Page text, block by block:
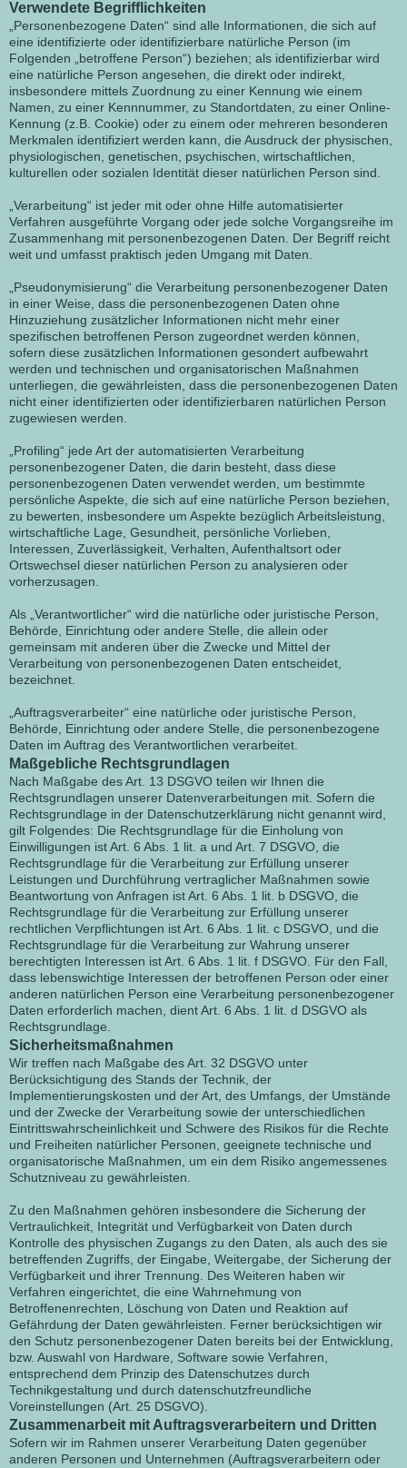
Verwendete Begrifflichkeiten
„Personenbezogene Daten“ sind alle Informationen, die sich auf
eine identifizierte oder identifizierbare natürliche Person (im
Folgenden „betroffene Person“) beziehen; als identifizierbar wird
eine natürliche Person angesehen, die direkt oder indirekt,
insbesondere mittels Zuordnung zu einer Kennung wie einem
Namen, zu einer Kennnummer, zu Standortdaten, zu einer Online-
Kennung (z.B. Cookie) oder zu einem oder mehreren besonderen
Merkmalen identifiziert werden kann, die Ausdruck der physischen,
physiologischen, genetischen, psychischen, wirtschaftlichen,
kulturellen oder sozialen Identität dieser natürlichen Person sind.
„Verarbeitung“ ist jeder mit oder ohne Hilfe automatisierter
Verfahren ausgeführte Vorgang oder jede solche Vorgangsreihe im
Zusammenhang mit personenbezogenen Daten. Der Begriff reicht
weit und umfasst praktisch jeden Umgang mit Daten.
„Pseudonymisierung“ die Verarbeitung personenbezogener Daten
in einer Weise, dass die personenbezogenen Daten ohne
Hinzuziehung zusätzlicher Informationen nicht mehr einer
spezifischen betroffenen Person zugeordnet werden können,
sofern diese zusätzlichen Informationen gesondert aufbewahrt
werden und technischen und organisatorischen Maßnahmen
unterliegen, die gewährleisten, dass die personenbezogenen Daten
nicht einer identifizierten oder identifizierbaren natürlichen Person
zugewiesen werden.
„Profiling“ jede Art der automatisierten Verarbeitung
personenbezogener Daten, die darin besteht, dass diese
personenbezogenen Daten verwendet werden, um bestimmte
persönliche Aspekte, die sich auf eine natürliche Person beziehen,
zu bewerten, insbesondere um Aspekte bezüglich Arbeitsleistung,
wirtschaftliche Lage, Gesundheit, persönliche Vorlieben,
Interessen, Zuverlässigkeit, Verhalten, Aufenthaltsort oder
Ortswechsel dieser natürlichen Person zu analysieren oder
vorherzusagen.
Als „Verantwortlicher“ wird die natürliche oder juristische Person,
Behörde, Einrichtung oder andere Stelle, die allein oder
gemeinsam mit anderen über die Zwecke und Mittel der
Verarbeitung von personenbezogenen Daten entscheidet,
bezeichnet.
„Auftragsverarbeiter“ eine natürliche oder juristische Person,
Behörde, Einrichtung oder andere Stelle, die personenbezogene
Daten im Auftrag des Verantwortlichen verarbeitet.
Maßgebliche Rechtsgrundlagen
Nach Maßgabe des Art. 13 DSGVO teilen wir Ihnen die
Rechtsgrundlagen unserer Datenverarbeitungen mit. Sofern die
Rechtsgrundlage in der Datenschutzerklärung nicht genannt wird,
gilt Folgendes: Die Rechtsgrundlage für die Einholung von
Einwilligungen ist Art. 6 Abs. 1 lit. a und Art. 7 DSGVO, die
Rechtsgrundlage für die Verarbeitung zur Erfüllung unserer
Leistungen und Durchführung vertraglicher Maßnahmen sowie
Beantwortung von Anfragen ist Art. 6 Abs. 1 lit. b DSGVO, die
Rechtsgrundlage für die Verarbeitung zur Erfüllung unserer
rechtlichen Verpflichtungen ist Art. 6 Abs. 1 lit. c DSGVO, und die
Rechtsgrundlage für die Verarbeitung zur Wahrung unserer
berechtigten Interessen ist Art. 6 Abs. 1 lit. f DSGVO. Für den Fall,
dass lebenswichtige Interessen der betroffenen Person oder einer
anderen natürlichen Person eine Verarbeitung personenbezogener
Daten erforderlich machen, dient Art. 6 Abs. 1 lit. d DSGVO als
Rechtsgrundlage.
Sicherheitsmaßnahmen
Wir treffen nach Maßgabe des Art. 32 DSGVO unter
Berücksichtigung des Stands der Technik, der
Implementierungskosten und der Art, des Umfangs, der Umstände
und der Zwecke der Verarbeitung sowie der unterschiedlichen
Eintrittswahrscheinlichkeit und Schwere des Risikos für die Rechte
und Freiheiten natürlicher Personen, geeignete technische und
organisatorische Maßnahmen, um ein dem Risiko angemessenes
Schutzniveau zu gewährleisten.
Zu den Maßnahmen gehören insbesondere die Sicherung der
Vertraulichkeit, Integrität und Verfügbarkeit von Daten durch
Kontrolle des physischen Zugangs zu den Daten, als auch des sie
betreffenden Zugriffs, der Eingabe, Weitergabe, der Sicherung der
Verfügbarkeit und ihrer Trennung. Des Weiteren haben wir
Verfahren eingerichtet, die eine Wahrnehmung von
Betroffenenrechten, Löschung von Daten und Reaktion auf
Gefährdung der Daten gewährleisten. Ferner berücksichtigen wir
den Schutz personenbezogener Daten bereits bei der Entwicklung,
bzw. Auswahl von Hardware, Software sowie Verfahren,
entsprechend dem Prinzip des Datenschutzes durch
Technikgestaltung und durch datenschutzfreundliche
Voreinstellungen (Art. 25 DSGVO).
Zusammenarbeit mit Auftragsverarbeitern und Dritten
Sofern wir im Rahmen unserer Verarbeitung Daten gegenüber
anderen Personen und Unternehmen (Auftragsverarbeitern oder